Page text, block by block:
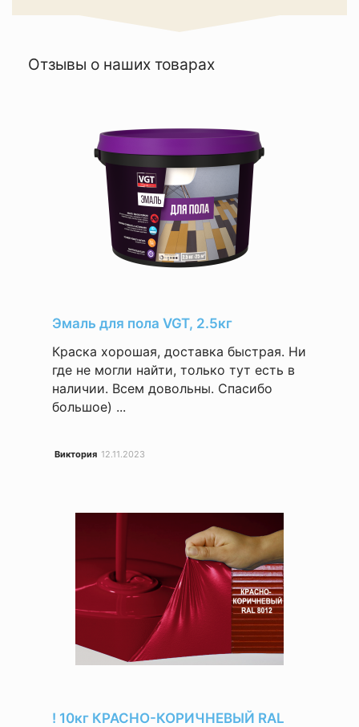
Отзывы о наших товарах
Эмаль для пола VGT, 2.5кг
Краска хорошая, доставка быстрая. Ни
где не могли найти, только тут есть в
наличии. Всем довольны. Спасибо
большое) ...
Виктория 12.11.2023
! 10кг КРАСНО-КОРИЧНЕВЫЙ RAL